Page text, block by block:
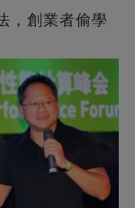
，創業者偷學